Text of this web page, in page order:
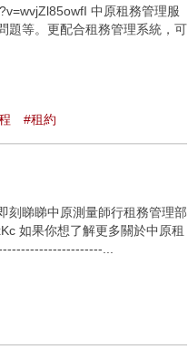
中原租務管理服
題等。更配合租務管理系統，可
#租約
刻睇睇中原測量師行租務管理部
如果你想了解更多關於中原租
...